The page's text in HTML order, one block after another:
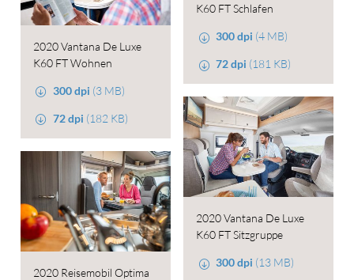
K60 FT Schlafen
300 dpi (4 MB)
72 dpi (181 KB)
2020 Vantana De Luxe
K60 FT Wohnen
300 dpi (3 MB)
72 dpi (182 KB)
2020 Vantana De Luxe
K60 FT Sitzgruppe
300 dpi (13 MB)
2020 Reisemobil Optima